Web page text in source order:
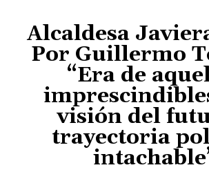
Alcaldesa
Por Guillermo
“Era de
visión del
trayectoria